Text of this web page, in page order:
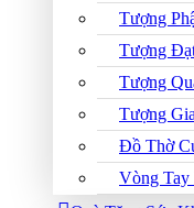
Tượng
Tượng
Tượng
Tượng
Đồ Thờ
Vòng Tay